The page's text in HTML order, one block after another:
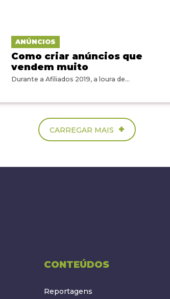
ANÚNCIOS
Como criar anúncios que
vendem muito
Durante a Afiliados 2019, a loura de...
CARREGAR MAIS +
CONTEÚDOS
Reportagens